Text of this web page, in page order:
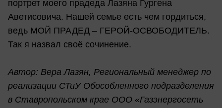
портрет моего прадеда Лазяна Гургена
Аветисовича. Нашей семье есть чем гордиться,
ведь МОЙ ПРАДЕД – ГЕРОЙ-ОСВОБОДИТЕЛЬ.
Так я назвал своё сочинение.
Автор: Вера Лазян, Региональный менеджер по
реализации СТиУ Обособленного подразделения
в Ставропольском крае ООО «Газэнергосеть